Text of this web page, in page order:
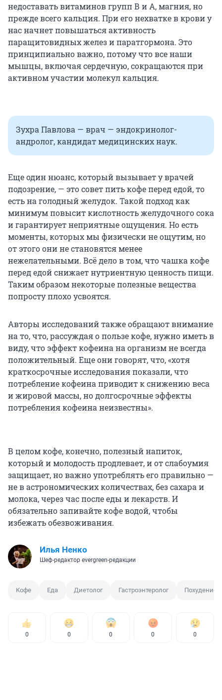
недоставать витаминов групп В и А, магния, но
прежде всего кальция. При его нехватке в крови у
нас начнет повышаться активность
паращитовидных желез и паратгормона. Это
принципиально важно, потому что все наши
мышцы, включая сердечную, сокращаются при
активном участии молекул кальция.
Зухра Павлова — врач — эндокринолог-
андролог, кандидат медицинских наук.
Еще один нюанс, который вызывает у врачей
подозрение, — это совет пить кофе перед едой, то
есть на голодный желудок. Такой подход как
минимум повысит кислотность желудочного сока
и гарантирует неприятные ощущения. Но есть
моменты, которых мы физически не ощутим, но
от этого они не становятся менее
нежелательными. Всё дело в том, что чашка кофе
перед едой снижает нутриентную ценность пищи.
Таким образом некоторые полезные вещества
попросту плохо усвоятся.
Авторы исследований также обращают внимание
на то, что, рассуждая о пользе кофе, нужно иметь в
виду, что эффект кофеина на организм не всегда
положительный. Еще они говорят, что, «хотя
краткосрочные исследования показали, что
потребление кофеина приводит к снижению веса
и жировой массы, но долгосрочные эффекты
потребления кофеина неизвестны».
В целом кофе, конечно, полезный напиток,
который и молодость продлевает, и от слабоумия
защищает, но важно употреблять его правильно —
не в астрономических количествах, без сахара и
молока, через час после еды и лекарств. И
обязательно запивайте кофе водой, чтобы
избежать обезвоживания.
Илья Ненко
Шеф-редактор evergreen-редакции
Кофе Еда Диетолог Гастроэнтеролог Похудение
0 0 0 0 0